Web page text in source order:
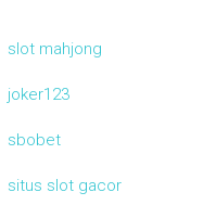
slot mahjong
joker123
sbobet
situs slot gacor